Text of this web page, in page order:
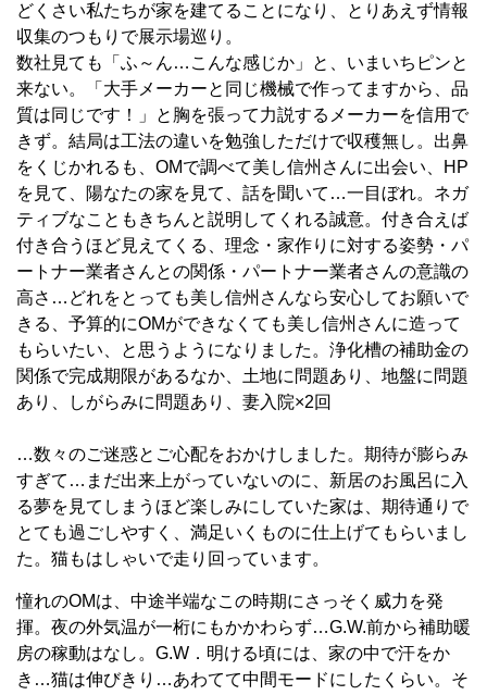
どくさい私たちが家を建てることになり、とりあえず情報
収集のつもりで展示場巡り。
数社見ても「ふ～ん…こんな感じか」と、いまいちピンと
来ない。「大手メーカーと同じ機械で作ってますから、品
質は同じです！」と胸を張って力説するメーカーを信用で
きず。結局は工法の違いを勉強しただけで収穫無し。出鼻
をくじかれるも、OMで調べて美し信州さんに出会い、HP
を見て、陽なたの家を見て、話を聞いて…一目ぼれ。ネガ
ティブなこともきちんと説明してくれる誠意。付き合えば
付き合うほど見えてくる、理念・家作りに対する姿勢・パ
ートナー業者さんとの関係・パートナー業者さんの意識の
高さ…どれをとっても美し信州さんなら安心してお願いで
きる、予算的にOMができなくても美し信州さんに造って
もらいたい、と思うようになりました。浄化槽の補助金の
関係で完成期限があるなか、土地に問題あり、地盤に問題
あり、しがらみに問題あり、妻入院×2回
…数々のご迷惑とご心配をおかけしました。期待が膨らみ
すぎて…まだ出来上がっていないのに、新居のお風呂に入
る夢を見てしまうほど楽しみにしていた家は、期待通りで
とても過ごしやすく、満足いくものに仕上げてもらいまし
た。猫もはしゃいで走り回っています。
憧れのOMは、中途半端なこの時期にさっそく威力を発
揮。夜の外気温が一桁にもかかわらず…G.W.前から補助暖
房の稼動はなし。G.W．明ける頃には、家の中で汗をか
き…猫は伸びきり…あわてて中間モードにしたくらい。そ